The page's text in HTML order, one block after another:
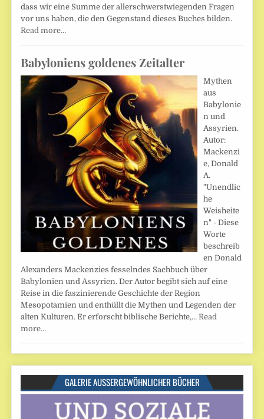
dass wir eine Summe der allerschwerstwiegenden Fragen
vor uns haben, die den Gegenstand dieses Buches bilden.
Read more…
Babyloniens goldenes Zeitalter
Mythen
aus
Babylonie
n und
Assyrien.
Autor:
Mackenzi
e, Donald
A.
"Unendlic
he
Weisheite
n" - Diese
Worte
beschreib
en Donald
Alexanders Mackenzies fesselndes Sachbuch über
Babylonien und Assyrien. Der Autor begibt sich auf eine
Reise in die faszinierende Geschichte der Region
Mesopotamien und enthüllt die Mythen und Legenden der
alten Kulturen. Er erforscht biblische Berichte,… Read
more…
GALERIE AUSSERGEWÖHNLICHER BÜCHER